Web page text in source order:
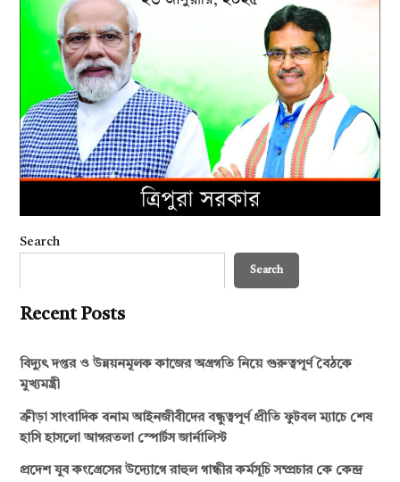
Search
Search
Recent Posts
বিদ্যুৎ দপ্তর ও উন্নয়নমূলক কাজের অগ্রগতি নিয়ে গুরুত্বপূর্ণ বৈঠকে
মুখ্যমন্ত্রী
ক্রীড়া সাংবাদিক বনাম আইনজীবীদের বন্ধুত্বপূর্ণ প্রীতি ফুটবল ম্যাচে শেষ
হাসি হাসলো আগরতলা স্পোর্টস জার্নালিস্ট
প্রদেশ যুব কংগ্রেসের উদ্যোগে রাহুল গান্ধীর কর্মসূচি সম্প্রচার কে কেন্দ্র